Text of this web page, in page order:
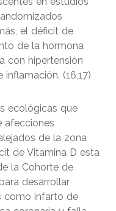
el déficit de
de la hormona
con hipertensión
inflamación. (16,17)
ecológicas que
afecciones
de la zona
de Vitamina D esta
la Cohorte de
desarrollar
como infarto de